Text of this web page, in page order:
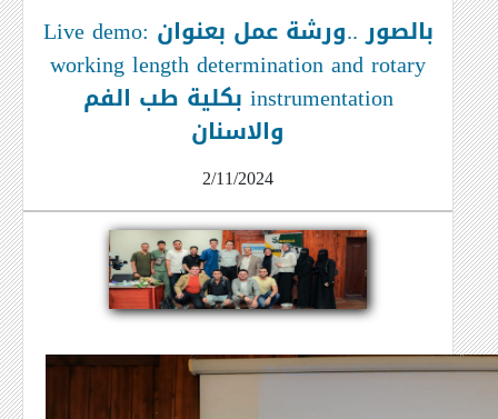
بالصور ..ورشة عمل بعنوان Live demo:
working length determination and rotary
instrumentation بكلية طب الفم
والاسنان
2/11/2024